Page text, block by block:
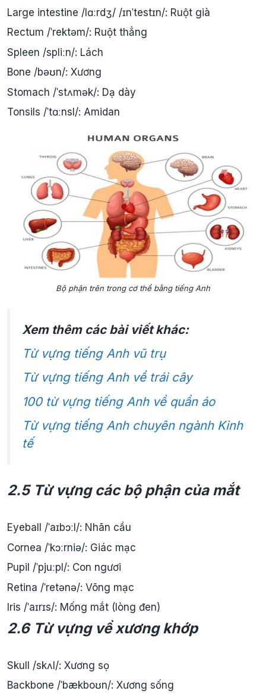
Large intestine /lɑːrdʒ/ /ɪnˈtestɪn/: Ruột già
Rectum /ˈrektəm/: Ruột thẳng
Spleen /spliːn/: Lách
Bone /bəʊn/: Xương
Stomach /ˈstʌmək/: Dạ dày
Tonsils /ˈtɑːnsl/: Amidan
Bộ phận trên trong cơ thể bằng tiếng Anh
Xem thêm các bài viết khác:
Từ vựng tiếng Anh vũ trụ
Từ vựng tiếng Anh về trái cây
100 từ vựng tiếng Anh về quần áo
Từ vựng tiếng Anh chuyên ngành Kinh
tế
2.5 Từ vựng các bộ phận của mắt
Eyeball /ˈaɪbɔːl/: Nhãn cầu
Cornea /ˈkɔːrniə/: Giác mạc
Pupil /ˈpjuːpl/: Con ngươi
Retina /ˈretənə/: Võng mạc
Iris /ˈaɪrɪs/: Mống mắt (lòng đen)
2.6 Từ vựng về xương khớp
Skull /skʌl/: Xương sọ
Backbone /ˈbækboʊn/: Xương sống